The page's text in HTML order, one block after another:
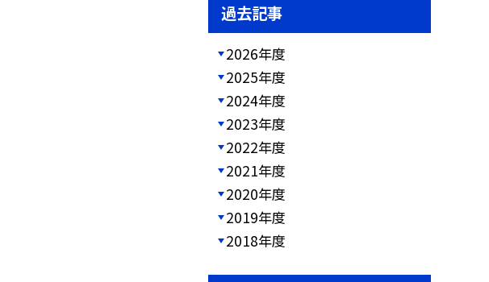
過去記事
2026年度
2025年度
2024年度
2023年度
2022年度
2021年度
2020年度
2019年度
2018年度